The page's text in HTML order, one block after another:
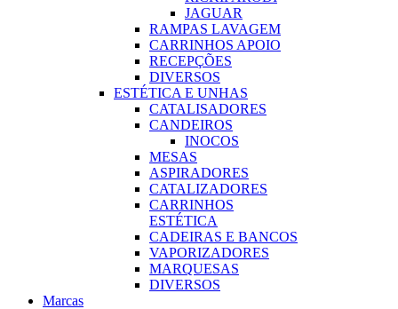
JAGUAR
RAMPAS LAVAGEM
CARRINHOS APOIO
RECEPÇÕES
DIVERSOS
ESTÉTICA E UNHAS
CATALISADORES
CANDEIROS
INOCOS
MESAS
ASPIRADORES
CATALIZADORES
CARRINHOS
ESTÉTICA
CADEIRAS E BANCOS
VAPORIZADORES
MARQUESAS
DIVERSOS
Marcas